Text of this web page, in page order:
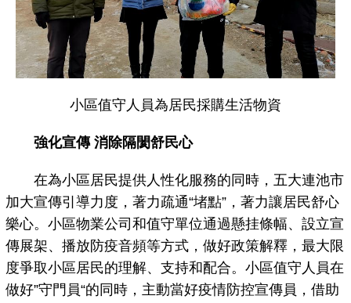
小區值守人員為居民採購生活物資
強化宣傳 消除隔閡舒民心
在為小區居民提供人性化服務的同時，五大連池市
加大宣傳引導力度，著力疏通“堵點”，著力讓居民舒心
樂心。小區物業公司和值守單位通過懸挂條幅、設立宣
傳展架、播放防疫音頻等方式，做好政策解釋，最大限
度爭取小區居民的理解、支持和配合。小區值守人員在
做好”守門員“的同時，主動當好疫情防控宣傳員，借助